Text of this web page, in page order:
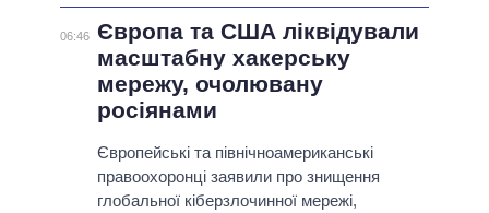
06:46 Європа та США ліквідували
масштабну хакерську
мережу, очолювану
росіянами
Європейські та північноамериканські
правоохоронці заявили про знищення
глобальної кіберзлочинної мережі,